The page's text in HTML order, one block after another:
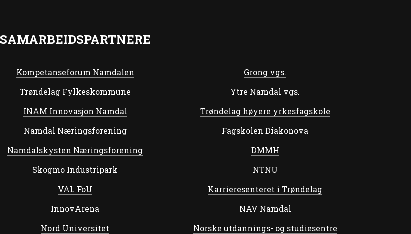
SAMARBEIDSPARTNERE
Kompetanseforum Namdalen
Trøndelag Fylkeskommune
INAM Innovasjon Namdal
Namdal Næringsforening
Namdalskysten Næringsforening
Skogmo Industripark
VAL FoU
InnovArena
Nord Universitet
Grong vgs.
Ytre Namdal vgs.
Trøndelag høyere yrkesfagskole
Fagskolen Diakonova
DMMH
NTNU
Karrieresenteret i Trøndelag
NAV Namdal
Norske utdannings- og studiesentre